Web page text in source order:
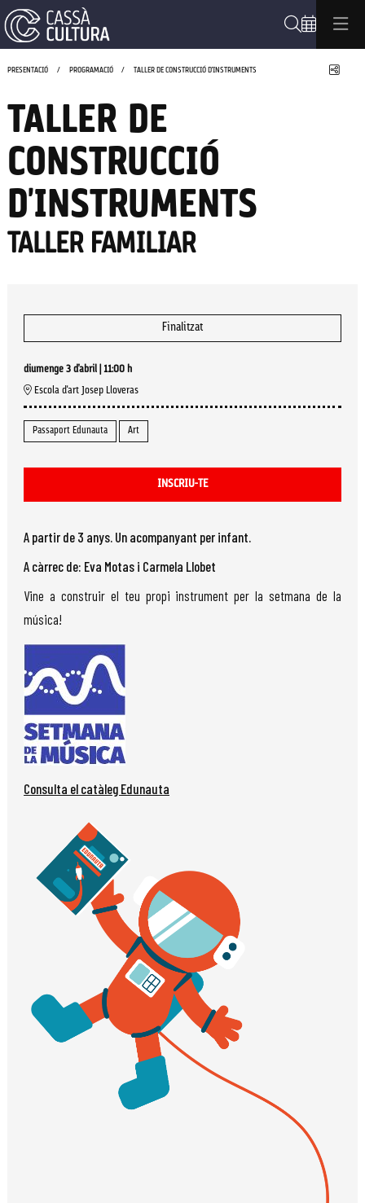
PRESENTACIÓ PROGRAMACIÓ TALLER DE CONSTRUCCIÓ D'INSTRUMENTS
TALLER DE
CONSTRUCCIÓ
D'INSTRUMENTS
TALLER FAMILIAR
Finalitzat
diumenge 3 d’abril
11:00 h
Escola d'art Josep Lloveras
Passaport Edunauta Art
INSCRIU-TE
A partir de 3 anys. Un acompanyant per infant.
A càrrec de: Eva Motas i Carmela Llobet
Vine a construir el teu propi instrument per la setmana de la
música!
Consulta el catàleg Edunauta